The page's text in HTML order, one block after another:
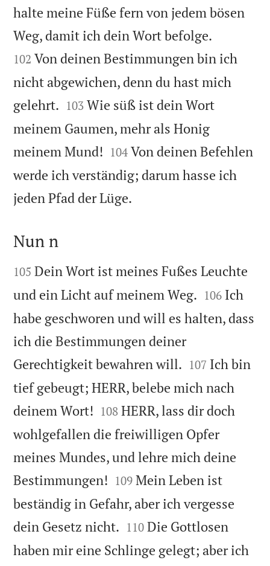
halte meine Füße fern von jedem bösen
Weg, damit ich dein Wort befolge.
102 Von deinen Bestimmungen bin ich
nicht abgewichen, denn du hast mich
gelehrt. 

103 Wie süß ist dein Wort
meinem Gaumen, mehr als Honig
meinem Mund! 

104 Von deinen Befehlen
werde ich verständig; darum hasse ich
jeden Pfad der Lüge.

Nun n

105 Dein Wort ist meines Fußes Leuchte
und ein Licht auf meinem Weg. 

106 Ich
habe geschworen und will es halten, dass
ich die Bestimmungen deiner
Gerechtigkeit bewahren will. 

107 Ich bin
tief gebeugt; HERR, belebe mich nach
deinem Wort! 

108 HERR, lass dir doch
wohlgefallen die freiwilligen Opfer
meines Mundes, und lehre mich deine
Bestimmungen! 

109 Mein Leben ist
beständig in Gefahr, aber ich vergesse
dein Gesetz nicht. 

110 Die Gottlosen
haben mir eine Schlinge gelegt; aber ich